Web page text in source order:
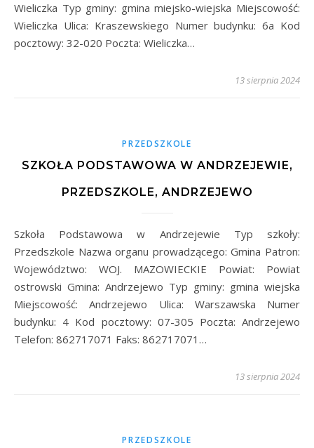
Wieliczka Typ gminy: gmina miejsko-wiejska Miejscowość:
Wieliczka Ulica: Kraszewskiego Numer budynku: 6a Kod
pocztowy: 32-020 Poczta: Wieliczka…
13 sierpnia 2024
PRZEDSZKOLE
SZKOŁA PODSTAWOWA W ANDRZEJEWIE,
PRZEDSZKOLE, ANDRZEJEWO
Szkoła Podstawowa w Andrzejewie Typ szkoły:
Przedszkole Nazwa organu prowadzącego: Gmina Patron:
Województwo: WOJ. MAZOWIECKIE Powiat: Powiat
ostrowski Gmina: Andrzejewo Typ gminy: gmina wiejska
Miejscowość: Andrzejewo Ulica: Warszawska Numer
budynku: 4 Kod pocztowy: 07-305 Poczta: Andrzejewo
Telefon: 862717071 Faks: 862717071…
13 sierpnia 2024
PRZEDSZKOLE